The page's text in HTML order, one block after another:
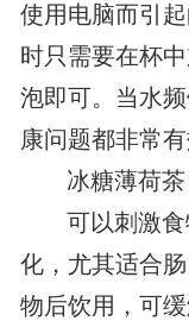
使用电脑而引
时只需要在杯
泡即可。当水
康问题都非常有
冰糖薄荷茶
可以刺激
化，尤其适合
物后饮用，可